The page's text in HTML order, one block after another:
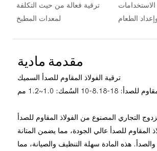
ترقية فعالة من حيث التكلفة
لمعدات المطبخ
الطعام
مقدمة مادية
ترقية الفولاذ المقاوم للصدأ السميك
8.18-10 السُمك: 1.0~1.2 مم
التجاري المصنوع من الفولاذ المقاوم للصدأ
المقاوم للصدأ عالي الجودة، مما يضمن المتانة
والصدأ. هذه المادة سهلة التنظيف والصيانة، مما